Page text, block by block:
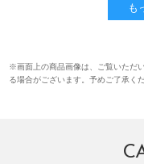
も
※画面上の商品画像は、ご覧いただ
る場合がございます。予めご了承くだ